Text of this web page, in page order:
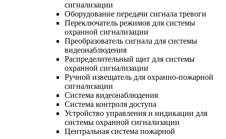
сигнализации
Оборудование передачи сигнала тревоги
Переключатель режимов для системы
охранной сигнализации
Преобразователь сигнала для системы
видеонаблюдения
Распределительный щит для системы
охранной сигнализации
Ручной извещатель для охранно-пожарной
сигнализации
Система видеонаблюдения
Система контроля доступа
Устройство управления и индикации для
системы охранной сигнализации
Центральная система пожарной